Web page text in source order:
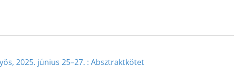
2025. június 25–27. : Absztraktkötet